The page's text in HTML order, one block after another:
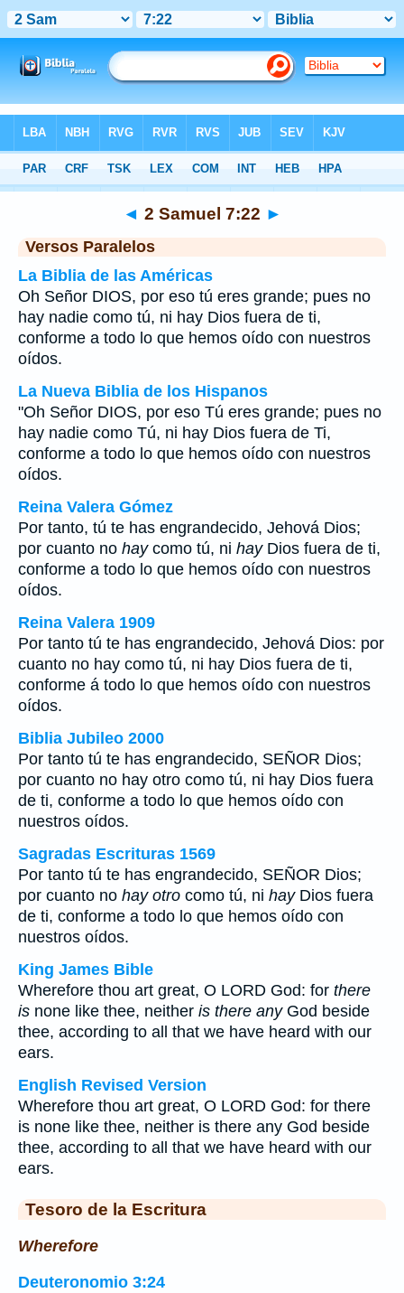
>2 Samuel Capítulo 7 > Verso 22
◄ 2 Samuel 7:22 ►
Versos Paralelos
La Biblia de las Américas
Oh Señor DIOS, por eso tú eres grande; pues no
hay nadie como tú, ni hay Dios fuera de ti,
conforme a todo lo que hemos oído con nuestros
oídos.
La Nueva Biblia de los Hispanos
"Oh Señor DIOS, por eso Tú eres grande; pues no
hay nadie como Tú, ni hay Dios fuera de Ti,
conforme a todo lo que hemos oído con nuestros
oídos.
Reina Valera Gómez
Por tanto, tú te has engrandecido, Jehová Dios;
por cuanto no haycomo tú, ni hayDios fuera de ti,
conforme a todo lo que hemos oído con nuestros
oídos.
Reina Valera 1909
Por tanto tú te has engrandecido, Jehová Dios: por
cuanto no hay como tú, ni hay Dios fuera de ti,
conforme á todo lo que hemos oído con nuestros
oídos.
Biblia Jubileo 2000
Por tanto tú te has engrandecido, SEÑOR Dios;
por cuanto no hay otro como tú, ni hay Dios fuera
de ti, conforme a todo lo que hemos oído con
nuestros oídos.
Sagradas Escrituras 1569
Por tanto tú te has engrandecido, SEÑOR Dios;
por cuanto no hay otro como tú, ni hayDios fuera
de ti, conforme a todo lo que hemos oído con
nuestros oídos.
King James Bible
Wherefore thou art great, O LORD God: for there
is none like thee, neither is there anyGod beside
thee, according to all that we have heard with our
ears.
English Revised Version
Wherefore thou art great, O LORD God: for there
is none like thee, neither is there any God beside
thee, according to all that we have heard with our
ears.
Tesoro de la Escritura
Wherefore
Deuteronomio 3:24